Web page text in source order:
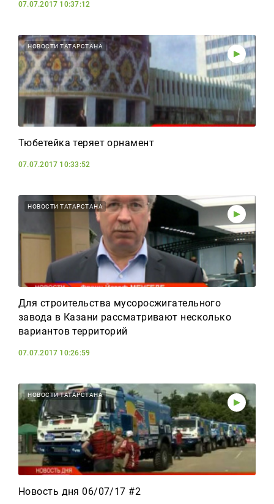
07.07.2017 10:37:12
НОВОСТИ ТАТАРСТАНА
Тюбетейка теряет орнамент
07.07.2017 10:33:52
НОВОСТИ ТАТАРСТАНА
Для строительства мусоросжигательного
завода в Казани рассматривают несколько
вариантов территорий
07.07.2017 10:26:59
НОВОСТИ ТАТАРСТАНА
Новость дня 06/07/17 #2